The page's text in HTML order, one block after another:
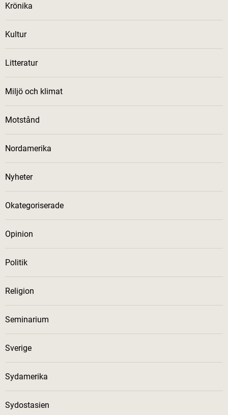
Krönika
Kultur
Litteratur
Miljö och klimat
Motstånd
Nordamerika
Nyheter
Okategoriserade
Opinion
Politik
Religion
Seminarium
Sverige
Sydamerika
Sydostasien